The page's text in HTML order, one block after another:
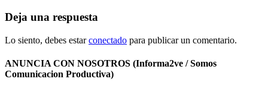
Deja una respuesta
Lo siento, debes estarconectado para publicar un comentario.
ANUNCIA CON NOSOTROS (Informa2ve / Somos
Comunicacion Productiva)